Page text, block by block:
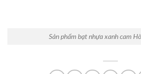
Sản phẩm bạt nhựa xanh cam